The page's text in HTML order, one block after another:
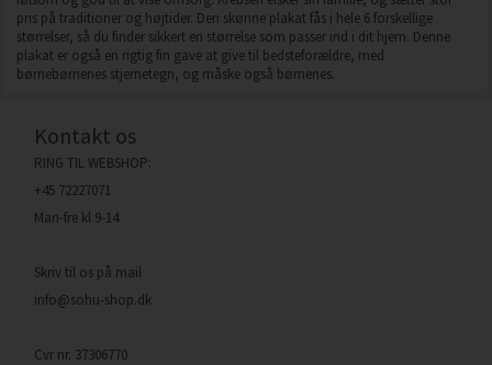
pris på traditioner og højtider. Den skønne plakat fås i hele 6 forskellige
størrelser, så du finder sikkert en størrelse som passer ind i dit hjem. Denne
plakat er også en rigtig fin gave at give til bedsteforældre, med
børnebørnenes stjernetegn, og måske også børnenes.
Kontakt os
RING TIL WEBSHOP:
+45 72227071
Man-fre kl 9-14
Skriv til os på mail
info@sohu-shop.dk
Cvr nr. 37306770